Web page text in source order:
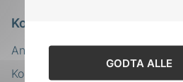
GODTA ALLE
Kontakt oss
Ansatte
Kontakt
Bruk